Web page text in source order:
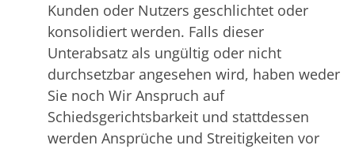
Kunden oder Nutzers geschlichtet oder
konsolidiert werden. Falls dieser
Unterabsatz als ungültig oder nicht
durchsetzbar angesehen wird, haben weder
Sie noch Wir Anspruch auf
Schiedsgerichtsbarkeit und stattdessen
werden Ansprüche und Streitigkeiten vor